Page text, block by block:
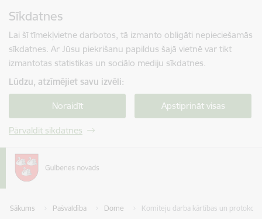
Sīkdatnes
Lai šī tīmekļvietne darbotos, tā izmanto obligāti nepieciešamās
sīkdatnes. Ar Jūsu piekrišanu papildus šajā vietnē var tikt
izmantotas statistikas un sociālo mediju sīkdatnes.
Lūdzu, atzīmējiet savu izvēli:
Noraidīt Apstiprināt visas
Pārvaldīt sīkdatnes
Sākums Pašvaldība Dome Komiteju darba kārtības un protokoli